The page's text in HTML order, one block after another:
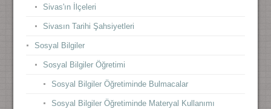
Sivas'ın İlçeleri
Sivasın Tarihi Şahsiyetleri
Sosyal Bilgiler
Sosyal Bilgiler Öğretimi
Sosyal Bilgiler Öğretiminde Bulmacalar
Sosyal Bilgiler Öğretiminde Materyal Kullanımı